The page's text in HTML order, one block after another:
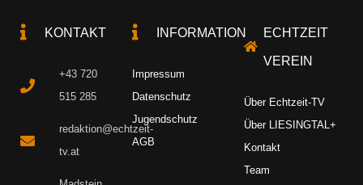
KONTAKT
+43 720
515 285
redaktion@echtzeit-
tv.at
INFORMATION
Impressum
Datenschutz
Jugendschutz
AGB
ECHTZEIT
VEREIN
Über Echtzeit-TV
Über LIESINGTAL+
Kontakt
Team